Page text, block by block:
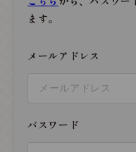
ます。
メールアドレス
パスワード